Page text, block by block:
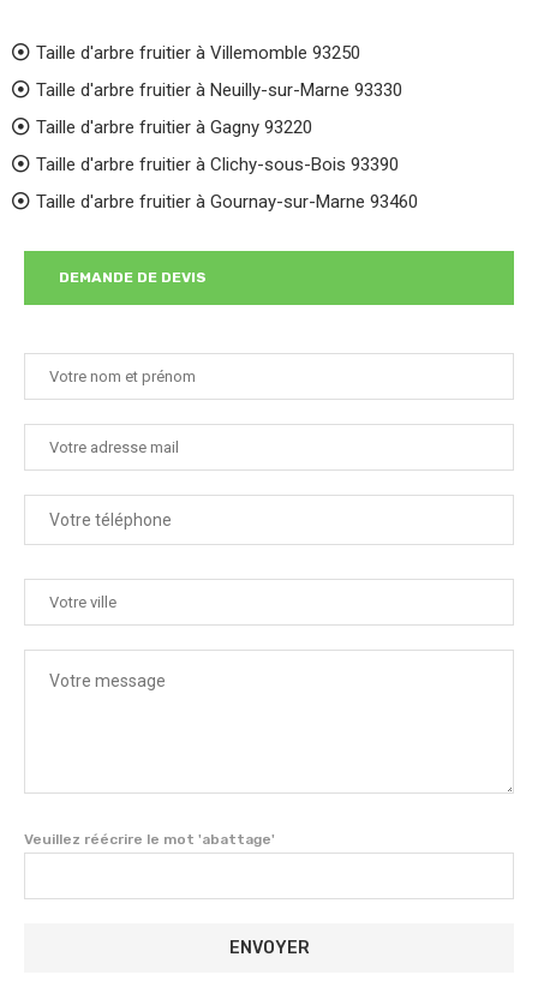
Taille d'arbre fruitier à Villemomble 93250
Taille d'arbre fruitier à Neuilly-sur-Marne 93330
Taille d'arbre fruitier à Gagny 93220
Taille d'arbre fruitier à Clichy-sous-Bois 93390
Taille d'arbre fruitier à Gournay-sur-Marne 93460
DEMANDE DE DEVIS
Veuillez réécrire le mot 'abattage'